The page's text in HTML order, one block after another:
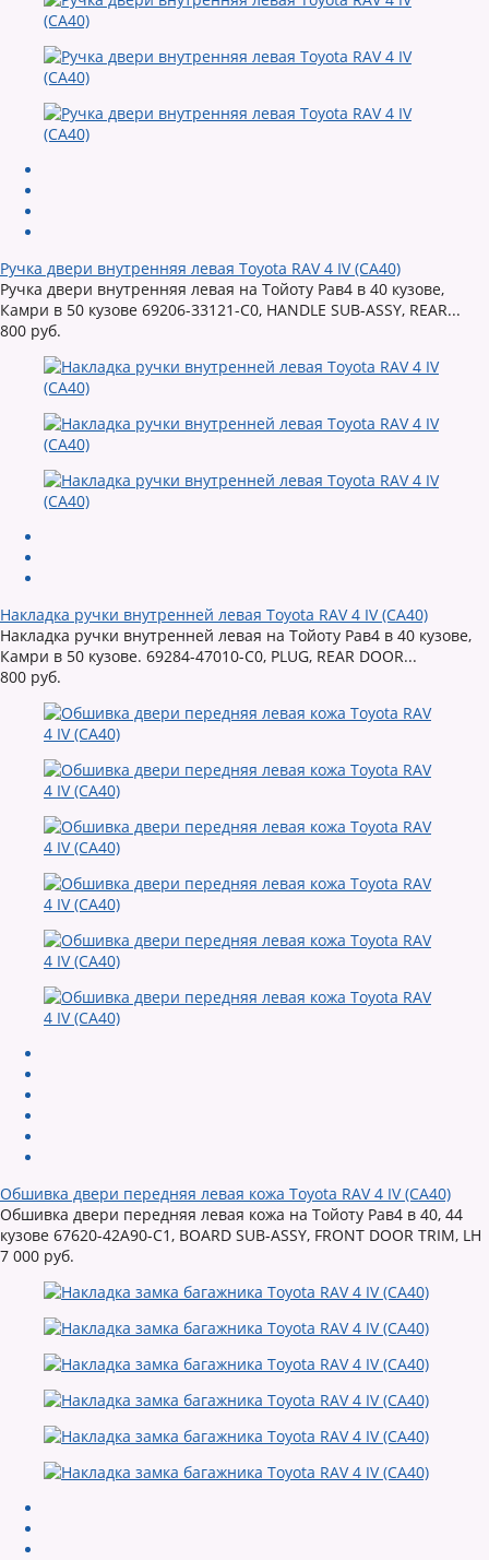
Ручка двери внутренняя левая Toyota RAV 4 IV (CA40)
Ручка двери внутренняя левая на Тойоту Рав4 в 40 кузове,
Камри в 50 кузове 69206-33121-C0, HANDLE SUB-ASSY, REAR...
800 руб.
Накладка ручки внутренней левая Toyota RAV 4 IV (CA40)
Накладка ручки внутренней левая на Тойоту Рав4 в 40 кузове,
Камри в 50 кузове. 69284-47010-C0, PLUG, REAR DOOR...
800 руб.
Обшивка двери передняя левая кожа Toyota RAV 4 IV (CA40)
Обшивка двери передняя левая кожа на Тойоту Рав4 в 40, 44
кузове 67620-42A90-C1, BOARD SUB-ASSY, FRONT DOOR TRIM, LH
7 000 руб.